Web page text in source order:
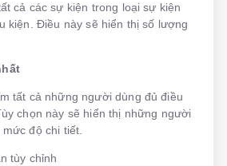
cả các sự kiện trong loại sự kiện
kiện. Điều này sẽ hiển thị số lượng
tất cả những người dùng đủ điều
chọn này sẽ hiển thị những người
độ chi tiết.
tùy chỉnh